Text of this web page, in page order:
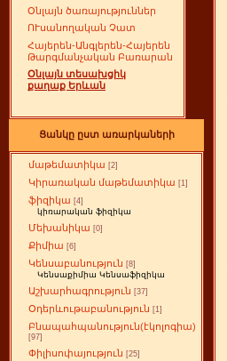
Օնլայն ծառայություններ
ՈՒսանողական Չատ
Հայերեն-Անգլերեն-Հայերեն
Թարգմանչական Բառարան
Օնլայն տեսախցիկ
քաղաք Երևան
Ցանկը ըստ առարկաների
մաթեմատիկա [2]
Կիրառական մաթեմատիկա [1]
ֆիզիկա [4]
կիռարական ֆիզիկա
Մեխանիկա [0]
Քիմիա [6]
Կենսաբանություն [8]
Կենսաքիմիա Կենսաֆիզիկա
Աշխարհագրություն [37]
Օդերևութաբանություն [1]
Բնապահպանություն(էկոլոգիա)
[97]
Փիլիսոփայություն [25]